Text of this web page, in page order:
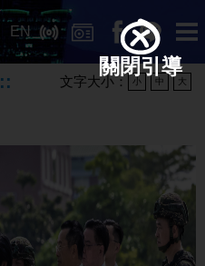
EN
文字大小： 小 中 大
關閉引導